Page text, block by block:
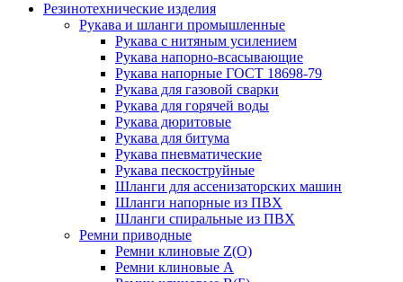
Резинотехнические изделия
Рукава и шланги промышленные
Рукава с нитяным усилением
Рукава напорно-всасывающие
Рукава напорные ГОСТ 18698-79
Рукава для газовой сварки
Рукава для горячей воды
Рукава дюритовые
Рукава для битума
Рукава пневматические
Рукава пескоструйные
Шланги для ассенизаторских машин
Шланги напорные из ПВХ
Шланги спиральные из ПВХ
Ремни приводные
Ремни клиновые Z(О)
Ремни клиновые А